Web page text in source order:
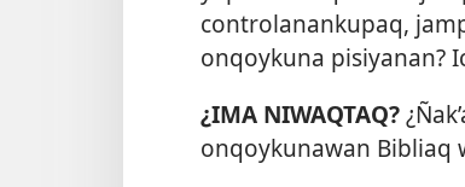
controlanankupaq,
onqoykuna pisiyanan?
¿IMA NIWAQTAQ?
onqoykunawan Bibliaq